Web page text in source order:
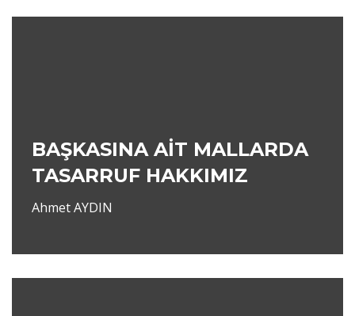
BAŞKASINA AİT MALLARDA
TASARRUF HAKKIMIZ
Ahmet AYDIN